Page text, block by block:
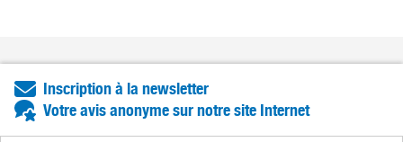
Inscription à la newsletter
Votre avis anonyme sur notre site Internet